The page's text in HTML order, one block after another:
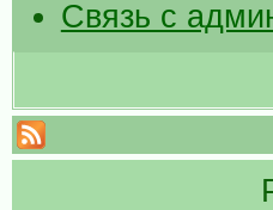
Связь с